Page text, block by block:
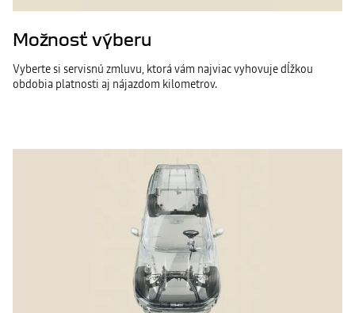
Možnosť výberu
Vyberte si servisnú zmluvu, ktorá vám najviac vyhovuje dĺžkou
obdobia platnosti aj nájazdom kilometrov.